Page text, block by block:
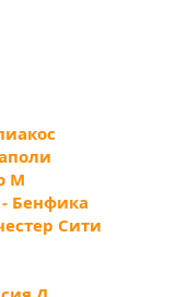
М
Бенфика
Сити